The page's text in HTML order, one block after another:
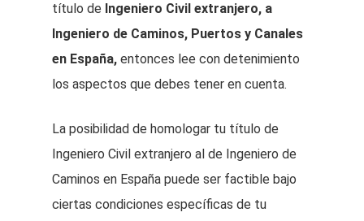
título de Ingeniero Civil extranjero, a
Ingeniero de Caminos, Puertos y Canales
en España, entonces lee con detenimiento
los aspectos que debes tener en cuenta.
La posibilidad de homologar tu título de
Ingeniero Civil extranjero al de Ingeniero de
Caminos en España puede ser factible bajo
ciertas condiciones específicas de tu